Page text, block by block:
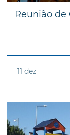
Reunião de
11 dez